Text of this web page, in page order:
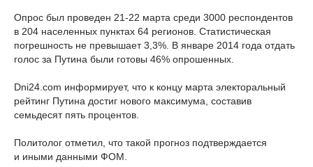
Опрос был проведен 21-22 марта среди 3000 респондентов
в 204 населенных пунктах 64 регионов. Статистическая
погрешность не превышает 3,3%. В январе 2014 года отдать
голос за Путина были готовы 46% опрошенных.
Dni24.com информирует, что к концу марта электоральный
рейтинг Путина достиг нового максимума, составив
семьдесят пять процентов.
Политолог отметил, что такой прогноз подтверждается
и иными данными ФОМ.